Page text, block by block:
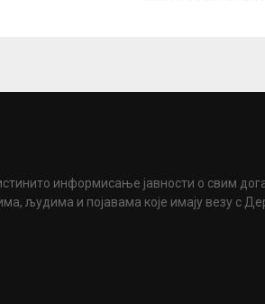
информисање јавности о свим
људима и појавама које имају везу с